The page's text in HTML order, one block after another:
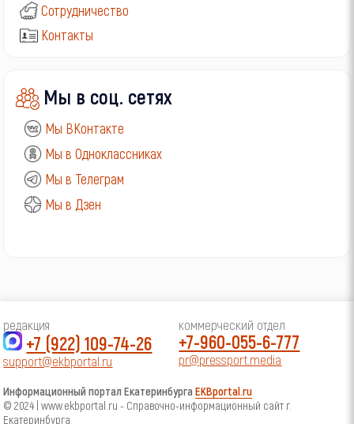
Сотрудничество
Контакты
Мы в соц. сетях
Мы ВКонтакте
Мы в Одноклассниках
Мы в Телеграм
Мы в Дзен
редакция
+7 (922) 109-74-26
support@ekbportal.ru
коммерческий отдел
+7-960-055-6-777
pr@pressport.media
Информационный портал ЕкатеринбургаEKBportal.ru
© 2024 | www.ekbportal.ru - Справочно-информационный сайт г.
Екатеринбурга